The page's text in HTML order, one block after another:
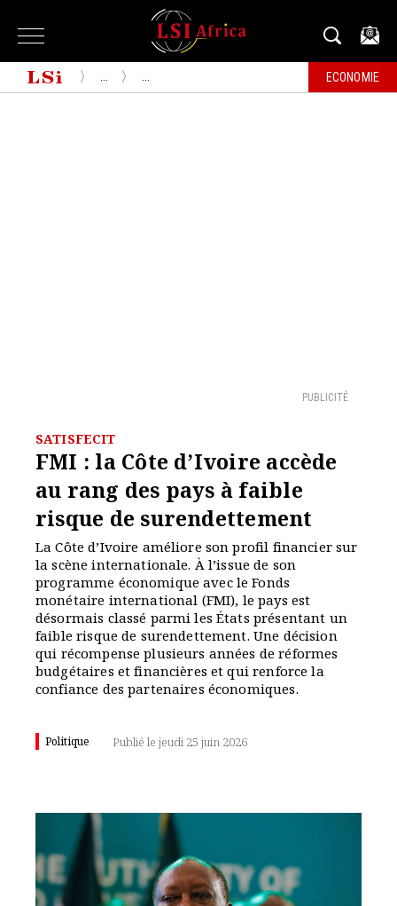
ECONOMIE
PUBLICITÉ
SATISFECIT
FMI : la Côte d’Ivoire accède
au rang des pays à faible
risque de surendettement
La Côte d’Ivoire améliore son profil financier sur
la scène internationale. À l’issue de son
programme économique avec le Fonds
monétaire international (FMI), le pays est
désormais classé parmi les États présentant un
faible risque de surendettement. Une décision
qui récompense plusieurs années de réformes
budgétaires et financières et qui renforce la
confiance des partenaires économiques.
Politique Publié le jeudi 25 juin 2026